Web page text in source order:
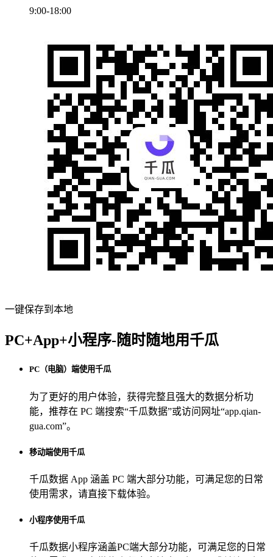
9:00-18:00
一键保存到本地
PC+App+小程序-随时随地用千瓜
PC（电脑）端使用千瓜
为了更好的用户体验，获得完整且强大的数据分析功
能，推荐在 PC 端搜索“千瓜数据”或访问网址“app.qian-
gua.com”。
移动端使用千瓜
千瓜数据 App 涵盖 PC 端大部分功能，可满足您的日常
使用需求，请直接下载体验。
小程序使用千瓜
千瓜数据小程序涵盖PC端大部分功能，可满足您的日常